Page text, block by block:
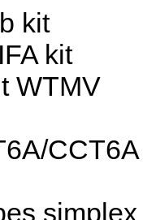
kit
kit
WTMV
CCT6A
simplex